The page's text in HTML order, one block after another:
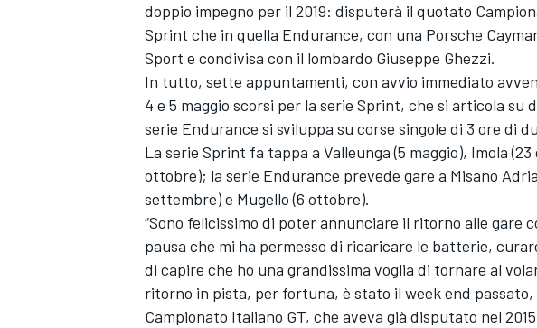
MONOPOSTO
doppio impegno per il 2019: disputerà il quotato
Sprint che in quella Endurance, con una Porsche
Sport e condivisa con il lombardo Giuseppe Ghezzi.
In tutto, sette appuntamenti, con avvio immediato
4 e 5 maggio scorsi per la serie Sprint, che si articola su
serie Endurance si sviluppa su corse singole di 3 ore di
La serie Sprint fa tappa a Valleunga (5 maggio), Imola (23
ottobre); la serie Endurance prevede gare a Misano
settembre) e Mugello (6 ottobre).
“Sono felicissimo di poter annunciare il ritorno alle gare
pausa che mi ha permesso di ricaricare le batterie,
di capire che ho una grandissima voglia di tornare al
ritorno in pista, per fortuna, è stato il week end
Campionato Italiano GT, che aveva già disputato nel